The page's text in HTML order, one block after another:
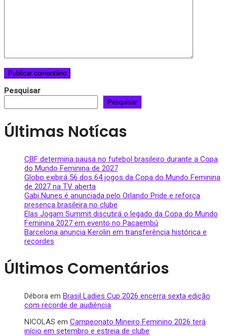
Pesquisar
Pesquisar
Últimas Notícas
CBF determina pausa no futebol brasileiro durante a Copa
do Mundo Feminina de 2027
Globo exibirá 56 dos 64 jogos da Copa do Mundo Feminina
de 2027 na TV aberta
Gabi Nunes é anunciada pelo Orlando Pride e reforça
presença brasileira no clube
Elas Jogam Summit discutirá o legado da Copa do Mundo
Feminina 2027 em evento no Pacaembú
Barcelona anuncia Kerolin em transferência histórica e
recordes
Últimos Comentários
Débora em Brasil Ladies Cup 2026 encerra sexta edição
com recorde de audiência
NICOLAS em Campeonato Mineiro Feminino 2026 terá
início em setembro e estreia de clube